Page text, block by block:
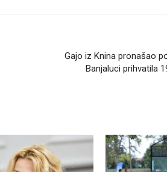
Gajo iz Knina pronašao
Banjaluci prihvatila